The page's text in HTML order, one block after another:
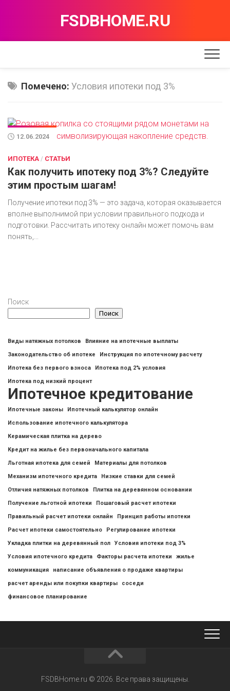
FSDBHOME.RU
Помечено: Условия ипотеки под 3%
12.06.2024
ИПОТЕКА / СТАТЬИ
Как получить ипотеку под 3%? Следуйте
этим простым шагам!
Получение ипотеки под 3% — это задача, которая оказывается
вполне выполнимой при условии правильного подхода и
подготовки. Рассчитать ипотеку онлайн может помочь вам
понять,...
Поиск
Поиск
Виды натяжных потолков
Влияние на ипотечные выплаты
Законодательство об ипотеке
Инструкция по ипотечному расчету
Ипотека без первого взноса
Ипотека под 2% условия
Ипотека под низкий процент
Ипотечное кредитование
Ипотечные законы
Ипотечный калькулятор онлайн
Использование ипотечного калькулятора
Керамическая плитка на дерево
Кредит на жилье без первоначального капитала
Льготная ипотека для семей
Материалы для потолков
Механизм ипотечного кредита
Низкие ставки для семей
Отличия натяжных потолков
Плитка на деревянном основании
Получение льготной ипотеки
Пошаговый расчет ипотеки
Правильный расчет ипотеки онлайн
Принцип работы ипотеки
Расчет ипотеки самостоятельно
Регулирование ипотеки
Укладка плитки на деревянный пол
Условия ипотеки под 3%
Условия ипотечного кредита
Факторы расчета ипотеки
жилье
коммуникация
написание объявления о продаже квартиры
расчет аренды или покупки квартиры
соседи
финансовое планирование
FSDBHome.ru © 2026. Все права защищены.